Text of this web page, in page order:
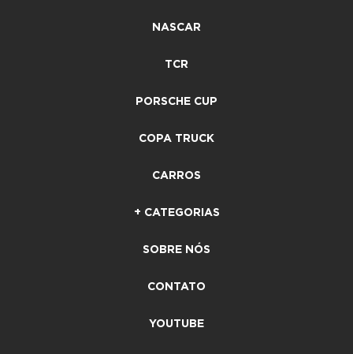
NASCAR
TCR
PORSCHE CUP
COPA TRUCK
CARROS
+ CATEGORIAS
SOBRE NÓS
CONTATO
YOUTUBE